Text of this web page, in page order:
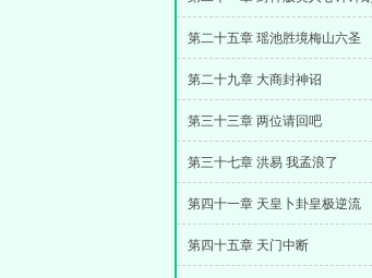
第二十五章 瑶池胜境梅山六圣
第二十九章 大商封神诏
第三十三章 两位请回吧
第三十七章 洪易 我孟浪了
第四十一章 天皇卜卦皇极逆流
第四十五章 天门中断